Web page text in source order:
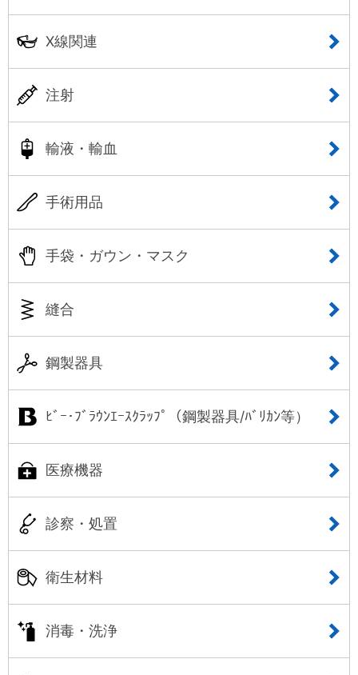
X線関連
注射
輸液・輸血
手術用品
手袋・ガウン・マスク
縫合
鋼製器具
ﾋﾞｰ･ﾌﾞﾗｳﾝｴｰｽｸﾗｯﾌﾟ（鋼製器具/ﾊﾞﾘｶﾝ等）
医療機器
診察・処置
衛生材料
消毒・洗浄